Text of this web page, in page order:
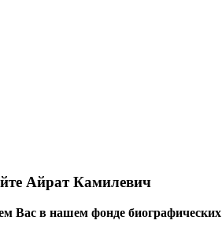
Айрат Камилевич
Вас в нашем фонде биографических